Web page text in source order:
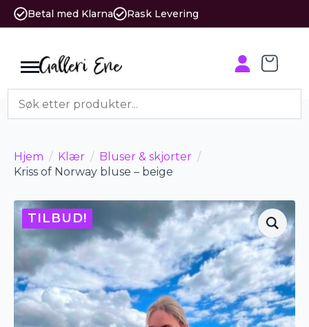
Betal med Klarna Rask Levering
Hjem Klær
Bluser & skjorter
Kriss of Norway bluse – beige
TILBUD!